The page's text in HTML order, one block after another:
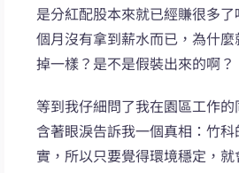
是分紅配股本來就已經賺很多
個月沒有拿到薪水而已，為什
掉一樣？是不是假裝出來的啊？
等到我仔細問了我在園區工作
含著眼淚告訴我一個真相：竹
實，所以只要覺得環境穩定，